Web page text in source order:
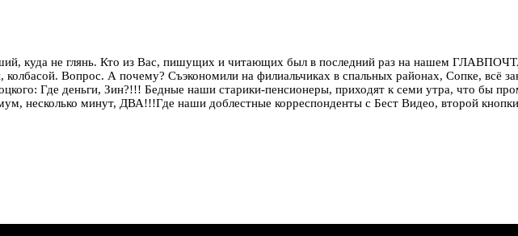
куда не глянь. Кто из Вас, пишущих и читающих был в последний раз на нашем
Вопрос. А почему? Съэкономили на филиальчиках в спальных районах, Сопке, всё
Где деньги, Зин?!!! Бедные наши старики-пенсионеры, приходят к семи утра, что бы
несколько минут, ДВА!!!Где наши доблестные корреспонденты с Бест Видео, второй